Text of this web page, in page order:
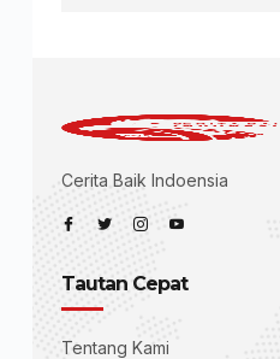
Cerita Baik Indoensia
Tautan Cepat
Tentang Kami